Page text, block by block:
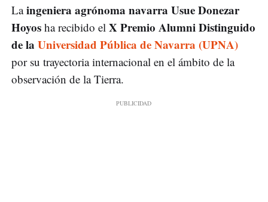
Laingeniera agrónoma navarra Usue Donezar
Hoyos ha recibido el X Premio Alumni Distinguido
de la Universidad Pública de Navarra (UPNA)
por su trayectoria internacional en el ámbito de la
observación de la Tierra.